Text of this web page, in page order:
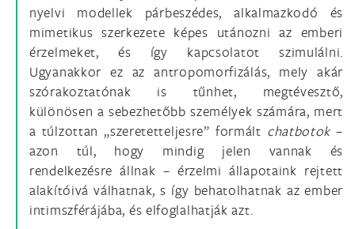
nyelvi modellek párbeszédes, alkalmazkodó és
mimetikus szerkezete képes utánozni az emberi
érzelmeket, és így kapcsolatot szimulálni.
Ugyanakkor ez az antropomorfizálás, mely akár
szórakoztatónak is tűnhet, megtévesztő,
különösen a sebezhetőbb személyek számára, mert
a túlzottan „szeretetteljesre” formált chatbotok–
azon túl, hogy mindig jelen vannak és
rendelkezésre állnak – érzelmi állapotaink rejtett
alakítóivá válhatnak, s így behatolhatnak az ember
intimszférájába, és elfoglalhatják azt.